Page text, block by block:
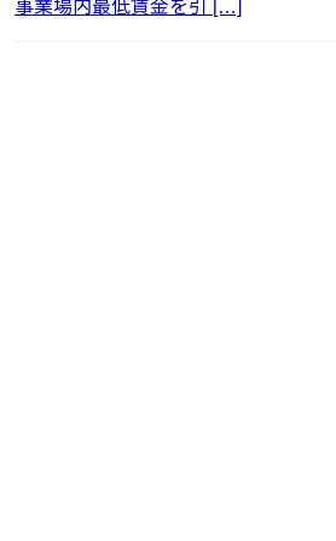
事業場内最低賃金を引 […]